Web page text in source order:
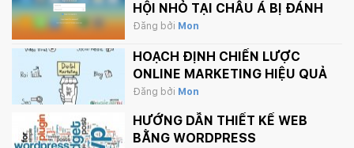
HỘI NHỎ TẠI CHÂU Á BỊ ĐÁNH
SẬP BỞI APPLE.
Đăng bởi Mon
HOẠCH ĐỊNH CHIẾN LƯỢC
ONLINE MARKETING HIỆU QUẢ
Đăng bởi Mon
HƯỚNG DẪN THIẾT KẾ WEB
BẰNG WORDPRESS